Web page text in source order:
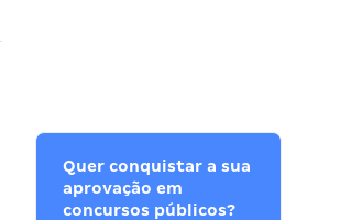
Quer conquistar a sua
aprovação em
concursos públicos?